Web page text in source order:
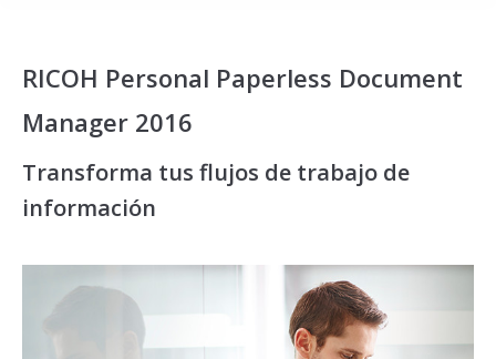
RICOH Personal Paperless Document
Manager 2016
Transforma tus flujos de trabajo de
información